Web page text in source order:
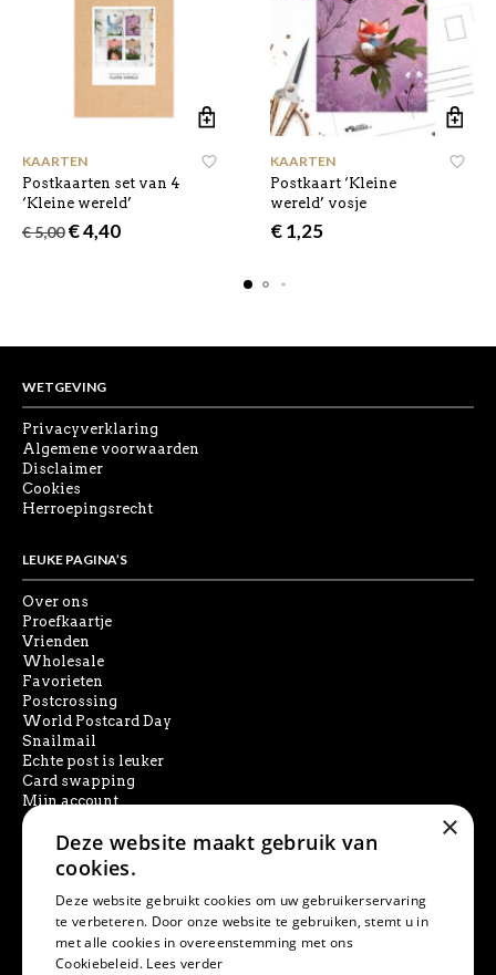
KAARTEN
Postkaarten set van 4
‘Kleine wereld’
€5,00 Oorspronkelijke
€4,40Huidige
KAARTEN
Postkaart ‘Kleine
wereld’ vosje
€1,25
WETGEVING
Privacyverklaring
Algemene voorwaarden
Disclaimer
Cookies
Herroepingsrecht
LEUKE PAGINA’S
Over ons
Proefkaartje
Vrienden
Wholesale
Favorieten
Postcrossing
World Postcard Day
Snailmail
Echte post is leuker
Card swapping
Mijn account
SOCIAL MEDIA
PRODUCT ZOEKEN
×
Deze website maakt gebruik van
cookies.
Deze website gebruikt cookies om uw gebruikerservaring
te verbeteren. Door onze website te gebruiken, stemt u in
met alle cookies in overeenstemming met ons
Cookiebeleid. Lees verder